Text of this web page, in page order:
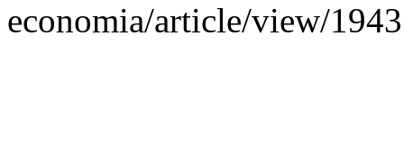
economia/article/view/1943